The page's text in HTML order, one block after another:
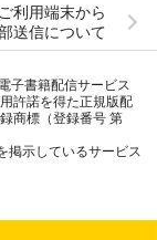
利用端末から
送信について
子書籍配信サービス
許諾を得た正規版配
商標（登録番号 第
掲示しているサービス